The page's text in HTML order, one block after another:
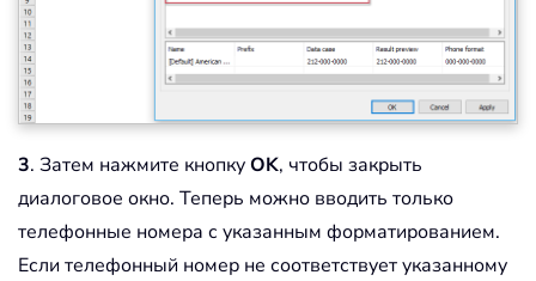
3. Затем нажмите кнопкуOK, чтобы закрыть
диалоговое окно. Теперь можно вводить только
телефонные номера с указанным форматированием.
Если телефонный номер не соответствует указанному